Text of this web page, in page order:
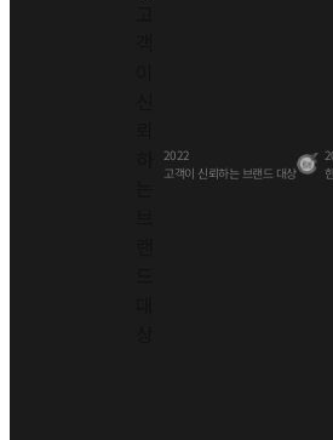
2022
고객이 신뢰하는브랜드 대상